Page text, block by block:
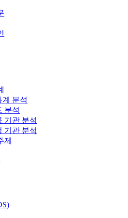
계 분석
분석
기관 분석
기관 분석
제